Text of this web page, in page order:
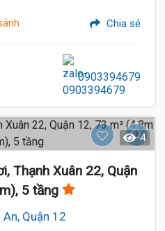
Chia sẻ
0903394679
4
Thạnh Xuân 22, Quận
5 tầng
Quận 12